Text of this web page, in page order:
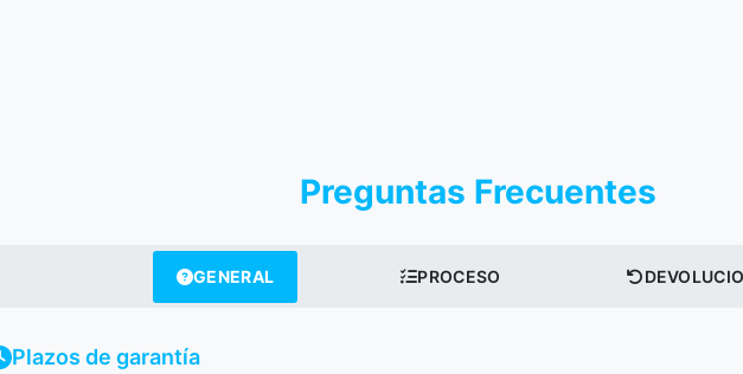
Preguntas Frecuentes
GENERAL PROCESO
Plazos de garantía